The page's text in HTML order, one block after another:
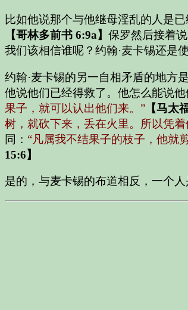
比如他说那个与他继母淫乱的人是
【哥林多前书 6:9a】 保罗然后接着说
我们该相信谁呢？约翰·麦卡锡还是
约翰·麦卡锡的另一自相矛盾的地方
他说他们已经得救了。他怎么能说
果子，就可以认出他们来。” 【马太
树，就砍下来，丢在火里。所以凭
同： “凡属我不结果子的枝子，他就
15:6】
是的，与麦卡锡的布道相反，一个